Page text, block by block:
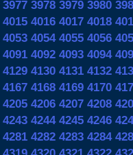
3977 3978 3979 3980
4015 4016 4017 4018
4053 4054 4055 4056
4091 4092 4093 4094
4129 4130 4131 4132
4167 4168 4169 4170
4205 4206 4207 4208
4243 4244 4245 4246
4281 4282 4283 4284